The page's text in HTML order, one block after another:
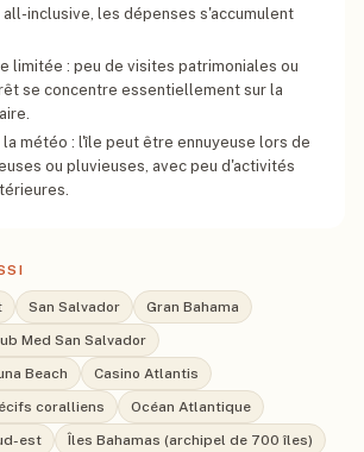
inclusive, les dépenses s'accumulent
limitée : peu de visites patrimoniales ou
se concentre essentiellement sur la
la météo : l'île peut être ennuyeuse lors de
ou pluvieuses, avec peu d'activités
San Salvador
Gran Bahama
Med San Salvador
Beach
Casino Atlantis
coralliens
Océan Atlantique
est
Îles Bahamas (archipel de 700 îles)